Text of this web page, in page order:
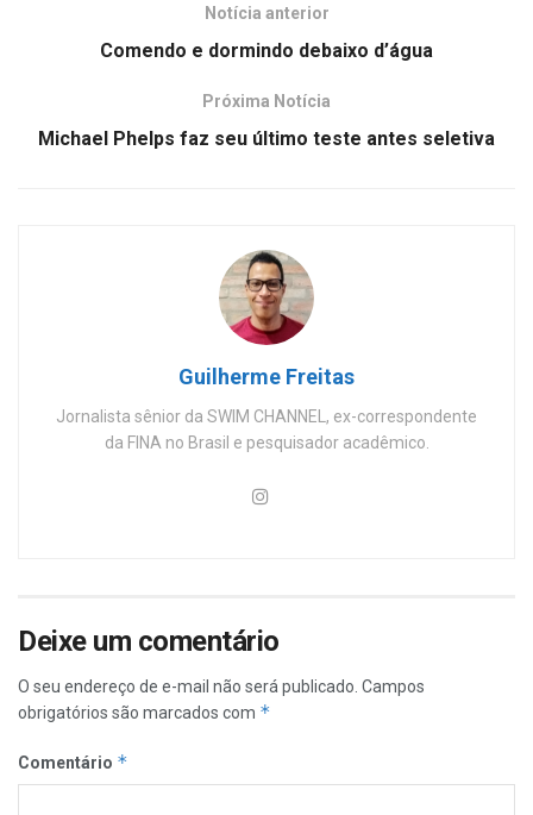
Notícia anterior
Comendo e dormindo debaixo d’água
Próxima Notícia
Michael Phelps faz seu último teste antes seletiva
Guilherme Freitas
Jornalista sênior da SWIM CHANNEL, ex-correspondente
da FINA no Brasil e pesquisador acadêmico.
Deixe um comentário
O seu endereço de e-mail não será publicado. Campos
obrigatórios são marcados com *
Comentário *